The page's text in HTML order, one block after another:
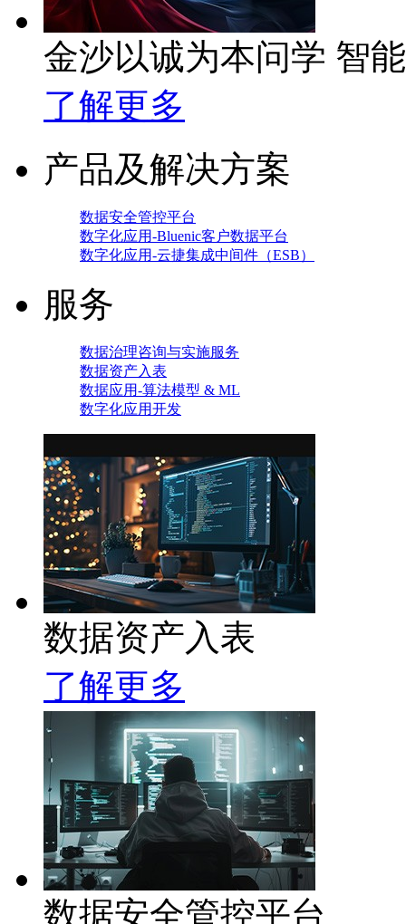
金沙以诚为本问学 智
了解更多
产品及解决方案
数据安全管控平台
数字化应用-Bluenic客户数据平台
数字化应用-云捷集成中间件（ESB）
服务
数据治理咨询与实施服务
数据资产入表
数据应用-算法模型 & ML
数字化应用开发
数据资产入表
了解更多
数据安全管控平台